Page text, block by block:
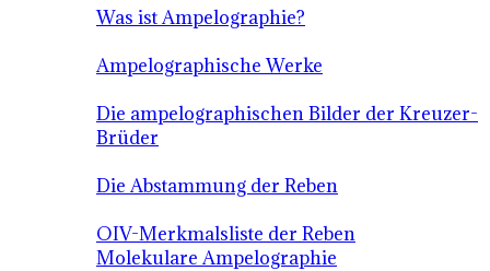
Was ist Ampelographie?
Ampelographische Werke
Die ampelographischen Bilder der Kreuzer-
Brüder
Die Abstammung der Reben
OIV-Merkmalsliste der Reben
Molekulare Ampelographie